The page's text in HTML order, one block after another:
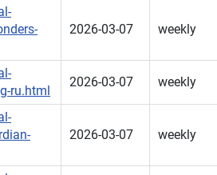
2026-03-07 weekly
ru.html
2026-03-07 weekly
2026-03-07 weekly